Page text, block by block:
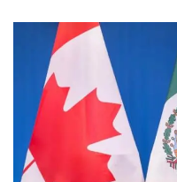
contenido